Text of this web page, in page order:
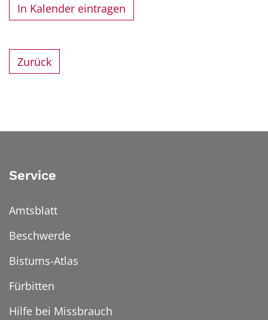
In Kalender eintragen
Zurück
Service
Amtsblatt
Beschwerde
Bistums-Atlas
Fürbitten
Hilfe bei Missbrauch